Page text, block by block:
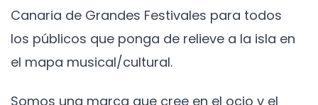
Canaria de Grandes Festivales para todos
los públicos que ponga de relieve a la isla en
el mapa musical/cultural.
Somos una marca que cree en el ocio y el